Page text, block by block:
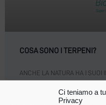
Ci teniamo a
Privacy
COSA SONO I TERPENI?
ANCHE LA NATURA HA I SUOI
tantissimi fiori. MA COSA